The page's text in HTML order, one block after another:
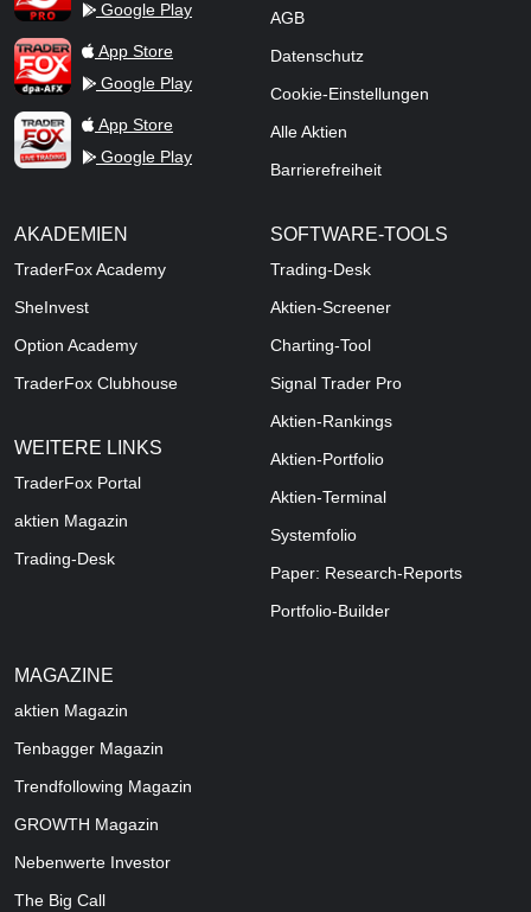
Google Play
TraderFox dpa-AFX ProFeed
App Store
Google Play
TraderFox Live Trading
App Store
Google Play
AGB
Datenschutz
Cookie-Einstellungen
Alle Aktien
Barrierefreiheit
AKADEMIEN
TraderFox Academy
SheInvest
Option Academy
TraderFox Clubhouse
WEITERE LINKS
TraderFox Portal
aktien Magazin
Trading-Desk
SOFTWARE-TOOLS
Trading-Desk
Aktien-Screener
Charting-Tool
Signal Trader Pro
Aktien-Rankings
Aktien-Portfolio
Aktien-Terminal
Systemfolio
Paper: Research-Reports
Portfolio-Builder
MAGAZINE
aktien Magazin
Tenbagger Magazin
Trendfollowing Magazin
GROWTH Magazin
Nebenwerte Investor
The Big Call